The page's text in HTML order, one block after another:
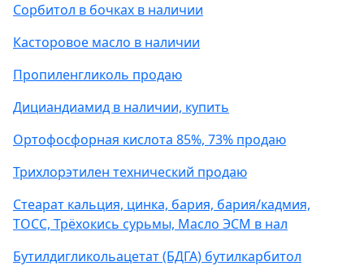
Сорбитол в бочках в наличии
Касторовое масло в наличии
Пропиленгликоль продаю
Дициандиамид в наличии, купить
Ортофосфорная кислота 85%, 73% продаю
Трихлорэтилен технический продаю
Стеарат кальция, цинка, бария, бария/кадмия,
ТОСС, Трёхокись сурьмы, Масло ЭСМ в нал
Бутилдигликольацетат (БДГА) бутилкарбитол